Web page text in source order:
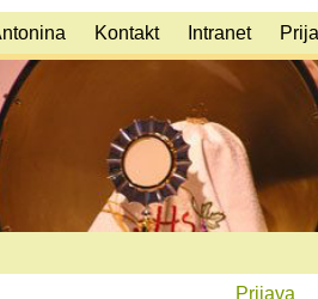
Kontakt Intranet
Prijava